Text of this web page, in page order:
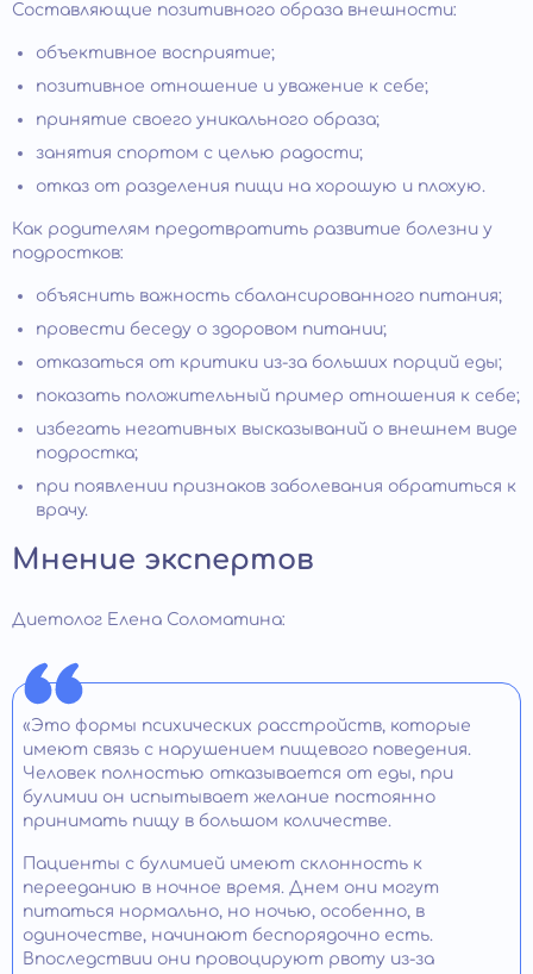
Составляющие позитивного образа внешности:
объективное восприятие;
позитивное отношение и уважение к себе;
принятие своего уникального образа;
занятия спортом с целью радости;
отказ от разделения пищи на хорошую и плохую.
Как родителям предотвратить развитие болезни у
подростков:
объяснить важность сбалансированного питания;
провести беседу о здоровом питании;
отказаться от критики из-за больших порций еды;
показать положительный пример отношения к себе;
избегать негативных высказываний о внешнем виде
подростка;
при появлении признаков заболевания обратиться к
врачу.
Мнение экспертов
Диетолог Елена Соломатина:
«Это формы психических расстройств, которые
имеют связь с нарушением пищевого поведения.
Человек полностью отказывается от еды, при
булимии он испытывает желание постоянно
принимать пищу в большом количестве.
Пациенты с булимией имеют склонность к
перееданию в ночное время. Днем они могут
питаться нормально, но ночью, особенно, в
одиночестве, начинают беспорядочно есть.
Впоследствии они провоцируют рвоту из-за